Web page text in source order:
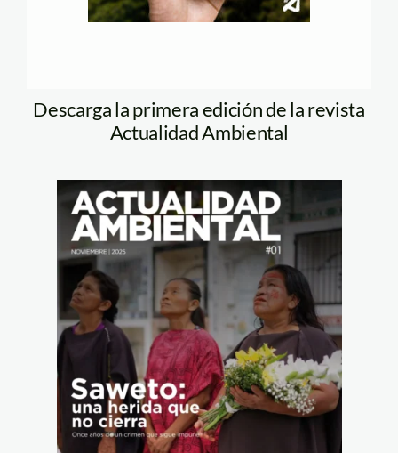
Descarga la primera edición de la revista
Actualidad Ambiental